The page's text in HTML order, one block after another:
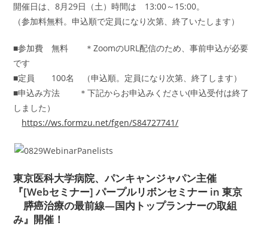
開催日は、8月29日（土）時間は 13:00～15:00。
（参加料無料。申込順で定員になり次第、終了いたします）
■参加費 無料 ＊ZoomのURL配信のため、事前申込が必要
です
■定員 100名 （申込順。定員になり次第、終了します）
■申込み方法 ＊下記からお申込みください(申込受付は終了
しました）
https://ws.formzu.net/fgen/S84727741/
東京医科大学病院、パンキャンジャパン主催
『[Webセミナー] パープルリボンセミナー in 東京
膵癌治療の最前線―国内トップランナーの取組
み』開催！